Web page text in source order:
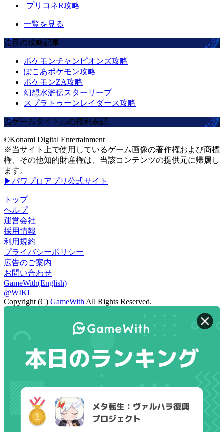
プリコネR攻略
一覧を見る
注目の攻略記事
ポケモンチャンピオンズ攻略
ぽこあポケモン攻略
ポケモンZA攻略
幻想水滸伝スターリープ
スプラトゥーンレイダース攻略
当ゲームタイトルの権利表記
©Konami Digital Entertainment
※当サイト上で使用しているゲーム画像の著作権および商標
権、その他知的財産権は、当該コンテンツの提供元に帰属し
ます。
▶パワプロアプリ公式サイト
トップ
ヘルプ
運営会社
採用情報
利用規約
プライバシーポリシー
広告のご案内
お問い合わせ
GameWith(English)
@WIKI
Copyright (C) GameWith All Rights Reserved.